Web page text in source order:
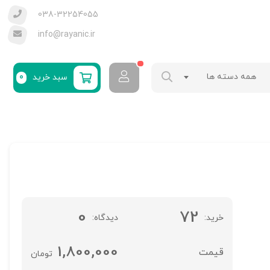
038-32254055
info@rayanic.ir
همه دسته ها سبد خرید 0
خرید 72 دیدگاه 0
تومان1,800,000